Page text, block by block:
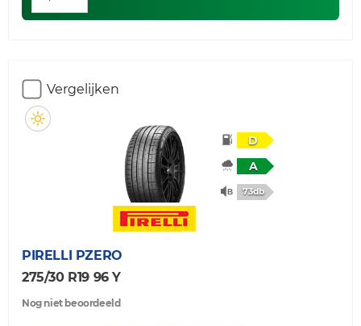
Vergelijken
D
A
73db
PIRELLI PZERO
275/30 R19 96 Y
Nog niet beoordeeld